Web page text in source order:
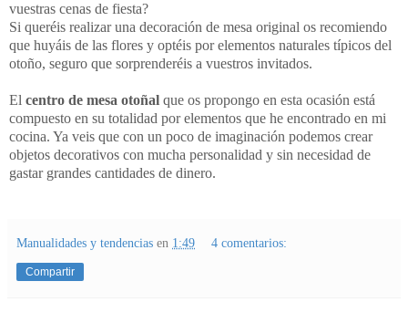
vuestras cenas de fiesta?
Si queréis realizar una decoración de mesa original os recomiendo
que huyáis de las flores y optéis por elementos naturales típicos del
otoño, seguro que sorprenderéis a vuestros invitados.
El centro de mesa otoñal que os propongo en esta ocasión está
compuesto en su totalidad por elementos que he encontrado en mi
cocina. Ya veis que con un poco de imaginación podemos crear
objetos decorativos con mucha personalidad y sin necesidad de
gastar grandes cantidades de dinero.
Manualidades y tendencias en 1:49 4 comentarios:
Compartir